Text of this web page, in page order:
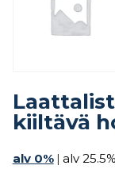
kiiltävä
alv 0% | alv 25.5%